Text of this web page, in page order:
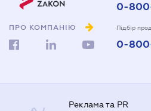
ПРО КОМПАНІЮ
0-
Підбір
0-
Реклама та PR